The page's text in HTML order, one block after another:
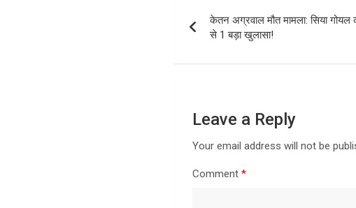
navigation
केतन अग्रवाल मौत मामला: सिया गोयल
से 1 बड़ा खुलासा!
Leave a Reply
Your email address will not be
Comment*